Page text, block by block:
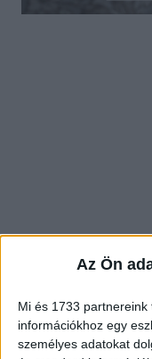
Az Ön
Mi és 1733
információkhoz egy
személyes adatokat